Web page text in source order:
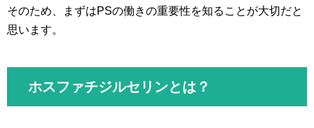
そのため、まずはPSの働きの重要性を知ることが大切だと
思います。
ホスファチジルセリンとは？